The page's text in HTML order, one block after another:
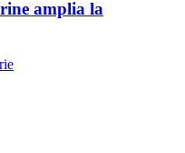
amplia la